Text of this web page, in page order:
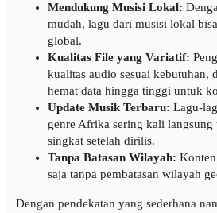
Mendukung Musisi Lokal:
mudah, lagu dari musisi lokal
global.
Kualitas File yang Variatif:
kualitas audio sesuai kebutuhan,
hemat data hingga tinggi untuk
Update Musik Terbaru: Lagu-
genre Afrika sering kali langsung
singkat setelah dirilis.
Tanpa Batasan Wilayah:
saja tanpa pembatasan wilayah
Dengan pendekatan yang sederhana